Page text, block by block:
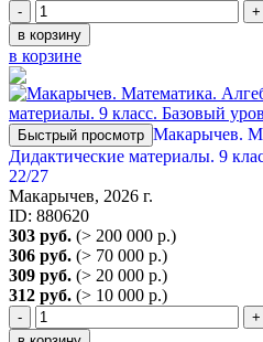
-
+
в корзину
в корзине
Быстрый просмотр Макарычев.
Дидактические материалы. 9
22/27
Макарычев, 2026 г.
ID: 880620
303 руб. (> 200 000 р.)
306 руб. (> 70 000 р.)
309 руб. (> 20 000 р.)
312 руб. (> 10 000 р.)
-
+